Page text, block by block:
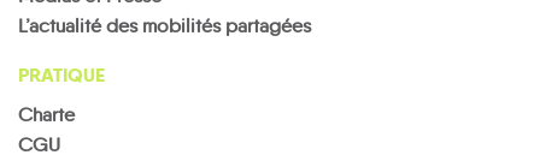
L’actualité des mobilités partagées
PRATIQUE
Charte
CGU